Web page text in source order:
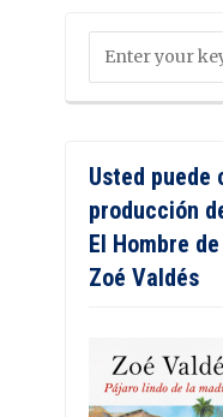
Usted
producción
El Hombre
Zoé Valdés